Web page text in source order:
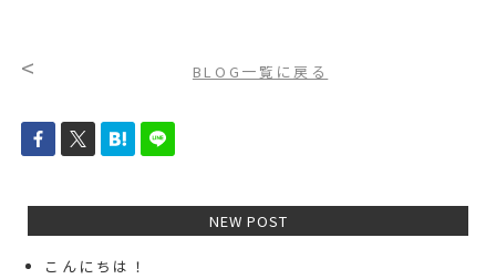
< BLOG一覧に戻る
NEW POST
こんにちは！